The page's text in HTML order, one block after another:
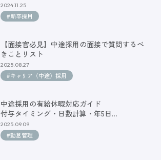
2024.11.25
#新卒採用
【面接官必見】中途採用の面接で質問するべ
きことリスト
2025.08.27
#キャリア（中途）採用
中途採用の有給休暇対応ガイド
付与タイミング・日数計算・年5日…
2025.09.09
#勤怠管理